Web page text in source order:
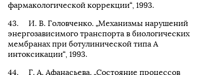
фармакологической коррекции“, 1993.
И. В. Головченко. „Механизмы нарушений
энергозависимого транспорта в биологических
мембранах при ботулинической типа А
интоксикации“, 1993.
Г. А. Афанасьева. „Состояние процессов